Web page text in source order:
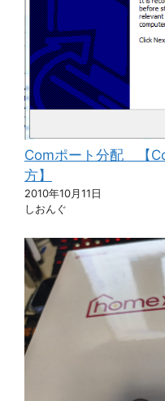
Comポート分配 【
方】
2010年10月11日
しおんぐ